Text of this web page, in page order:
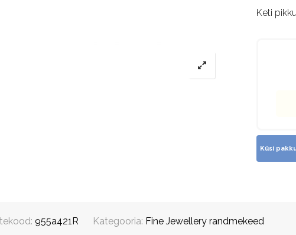
Keti
955a421R Kategooria: Fine Jewellery randmekeed